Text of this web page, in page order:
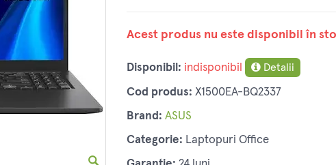
Acest produs nu este disponibil în
Disponibil: indisponibil Detalii
Cod produs: X1500EA-BQ2337
Brand: ASUS
Categorie: Laptopuri Office